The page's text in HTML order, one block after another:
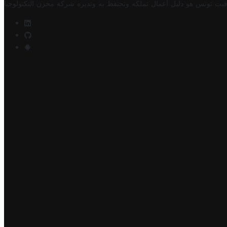
تونس هو دليل أعمال تملكه وتحتفظ به وتديره شركة مخزن التكنولوجيا